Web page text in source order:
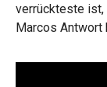
verrückteste ist,
Marcos Antwort